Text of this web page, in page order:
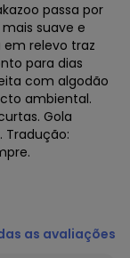
passa por
suave e
relevo traz
para dias
com algodão
ambiental.
Gola
Tradução:
Verde
LTDA / CNPJ
as avaliações